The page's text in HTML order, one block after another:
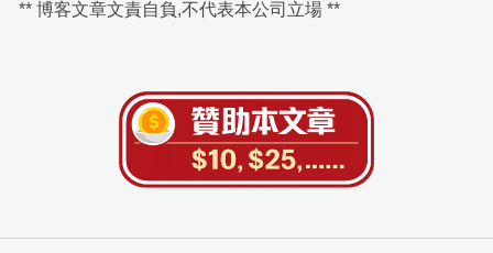
** 博客文章文責自負,不代表本公司立場 **